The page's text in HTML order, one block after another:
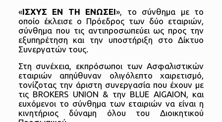
«ΙΣΧΥΣ ΕΝ ΤΗ ΕΝΩΣΕΙ», το σύνθημα με το
οποίο έκλεισε ο Πρόεδρος των δύο εταιριών,
σύνθημα που τις αντιπροσωπεύει ως προς την
εξυπηρέτηση και την υποστήριξη στο Δίκτυο
Συνεργατών τους.
Στη συνέχεια, εκπρόσωποι των Ασφαλιστικών
εταιριών απηύθυναν ολιγόλεπτο χαιρετισμό,
τονίζοτας την άριστη συνεργασία που έχουν με
τις BROKERS UNION & την BLUE AIGAION, και
ευχόμενοι το σύνθημα των εταιριών να είναι η
κινητήριος δύναμη όλου του Διοικητικού